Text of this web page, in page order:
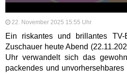
22. November 2025 15:55 Uhr
Ein riskantes und brillantes TV-
Zuschauer heute Abend
Uhr verwandelt sich das
packendes und